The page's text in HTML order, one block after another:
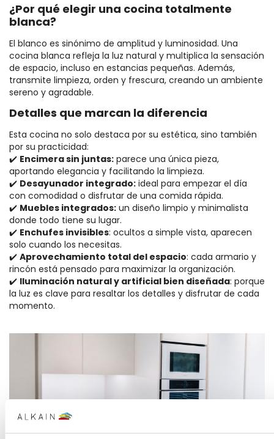
¿Por qué elegir una cocina totalmente
blanca?
El blanco es sinónimo de amplitud y luminosidad. Una
cocina blanca refleja la luz natural y multiplica la sensación
de espacio, incluso en estancias pequeñas. Además,
transmite limpieza, orden y frescura, creando un ambiente
sereno y agradable.
Detalles que marcan la diferencia
Esta cocina no solo destaca por su estética, sino también
por su practicidad:
✔️ Encimera sin juntas: parece una única pieza,
aportando elegancia y facilitando la limpieza.
✔️ Desayunador integrado: ideal para empezar el día
con comodidad o disfrutar de una comida rápida.
✔️ Muebles integrados: un diseño limpio y minimalista
donde todo tiene su lugar.
✔️ Enchufes invisibles: ocultos a simple vista, aparecen
solo cuando los necesitas.
✔️ Aprovechamiento total del espacio: cada armario y
rincón está pensado para maximizar la organización.
✔️ Iluminación natural y artificial bien diseñada: porque
la luz es clave para resaltar los detalles y disfrutar de cada
momento.